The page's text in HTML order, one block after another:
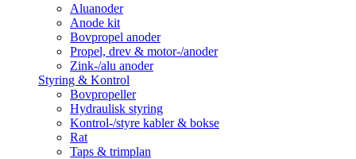
Aluanoder
Anode kit
Bovpropel anoder
Propel, drev & motor-/anoder
Zink-/alu anoder
Styring & Kontrol
Bovpropeller
Hydraulisk styring
Kontrol-/styre kabler & bokse
Rat
Taps & trimplan